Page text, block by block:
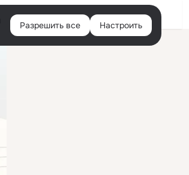
Войти
Разрешить все Настроить